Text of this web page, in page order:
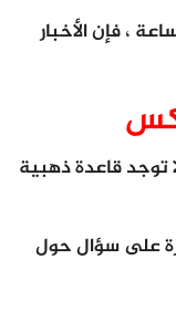
، فإن الأخبار
توجد قاعدة ذهبية
على سؤال حول